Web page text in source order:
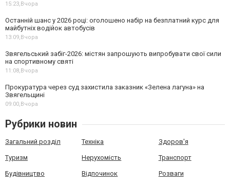
15:23, Вчора
Останній шанс у 2026 році: оголошено набір на безплатний курс для
майбутніх водійок автобусів
13:09, Вчора
Звягельський забіг-2026: містян запрошують випробувати свої сили
на спортивному святі
11:08, Вчора
Прокуратура через суд захистила заказник «Зелена лагуна» на
Звягельщині
09:00, Вчора
Рубрики новин
Загальний розділ Техніка Здоров'я
Туризм Нерухомість Транспорт
Будівництво Відпочинок Розваги